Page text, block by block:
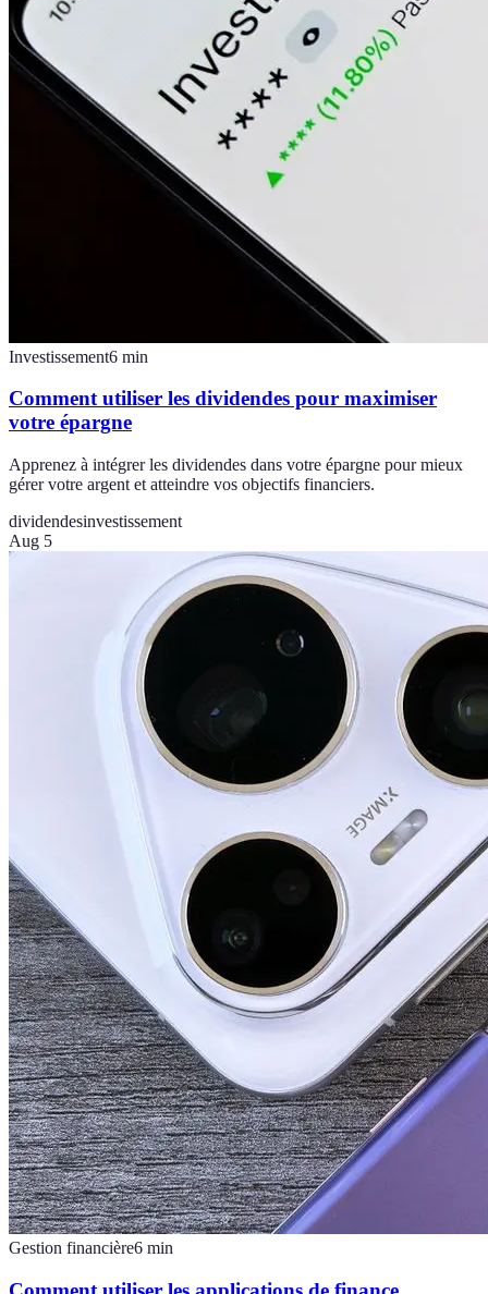
Investissement6 min
Comment utiliser les dividendes pour maximiser
votre épargne
Apprenez à intégrer les dividendes dans votre épargne pour mieux
gérer votre argent et atteindre vos objectifs financiers.
dividendesinvestissement
Aug 5
Gestion financière6 min